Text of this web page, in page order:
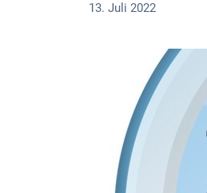
13. Juli 2022